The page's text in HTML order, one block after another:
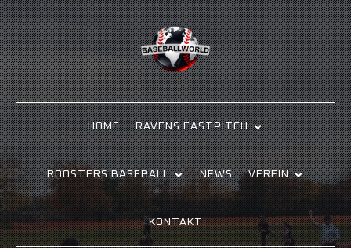
HOME RAVENS FASTPITCH
ROOSTERS BASEBALL NEWS VEREIN
KONTAKT